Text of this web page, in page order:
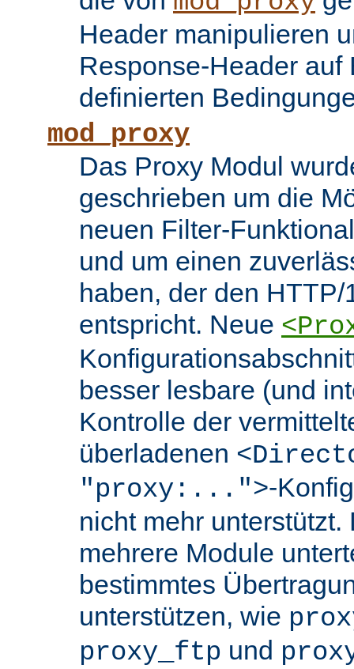
Header manipulieren
Response-Header auf
definierten
mod_proxy
Das Proxy Modul
geschrieben um die
neuen Filter-
und um einen
haben, der den
entspricht. Neue
besser lesbare (und
Kontrolle der
überladenen
"proxy:...">-
nicht mehr
mehrere Module
bestimmtes
unterstützen, wie
proxy_ftp und